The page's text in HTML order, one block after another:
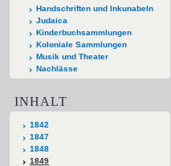
Handschriften und Inkunabeln
Judaica
Kinderbuchsammlungen
Koloniale Sammlungen
Musik und Theater
Nachlässe
INHALT
1842
1847
1848
1849